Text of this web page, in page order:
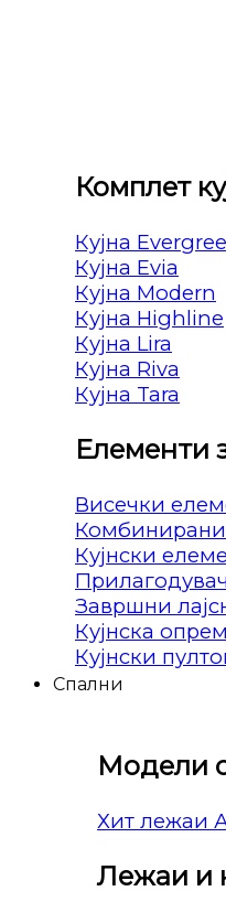
Комплет
Кујна
Кујна Evia
Кујна Modern
Кујна Highline
Кујна Lira
Кујна Riva
Кујна Tara
Елементи
Висечки
Кујнски
Завршни
Кујнска
Кујнски
Спални
Модели
Хит лежаи
Лежаи и